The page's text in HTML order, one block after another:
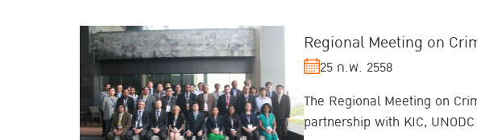
Regional Meeting on
25 ก.พ. 2558
The Regional Meeting on
partnership with KIC,